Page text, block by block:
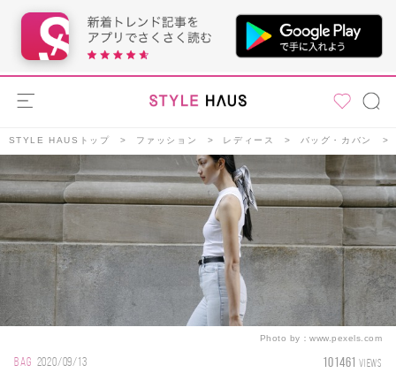
STYLE HAUSトップ ファッション レディース バッグ・カバン
Photo by： www.pexels.com
BAG 2020/09/13 101461 VIEWS